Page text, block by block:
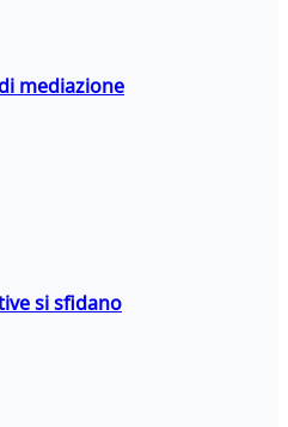
mediazione
si sfidano